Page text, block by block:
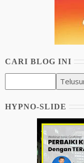
CARI BLOG INI
HYPNO-SLIDE